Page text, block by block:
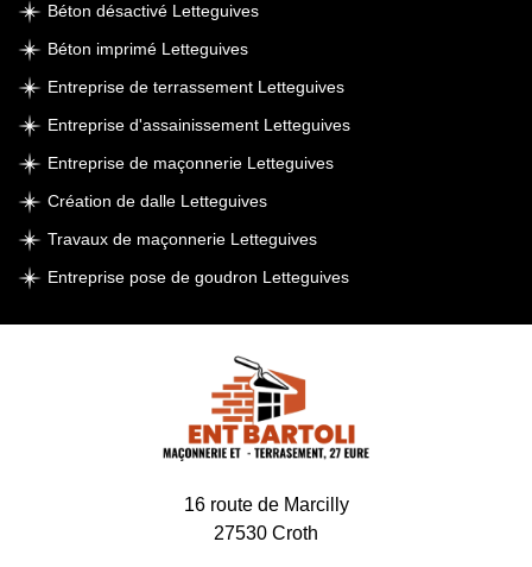
Béton désactivé Letteguives
Béton imprimé Letteguives
Entreprise de terrassement Letteguives
Entreprise d'assainissement Letteguives
Entreprise de maçonnerie Letteguives
Création de dalle Letteguives
Travaux de maçonnerie Letteguives
Entreprise pose de goudron Letteguives
16 route de Marcilly
27530 Croth